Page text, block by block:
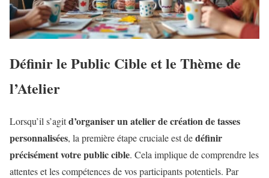
Définir le Public Cible et le Thème de
l’Atelier
Lorsqu’il s’agitd’organiser un atelier de création de tasses
personnalisées, la première étape cruciale est dedéfinir
précisément votre public cible. Cela implique de comprendre les
attentes et les compétences de vos participants potentiels. Par